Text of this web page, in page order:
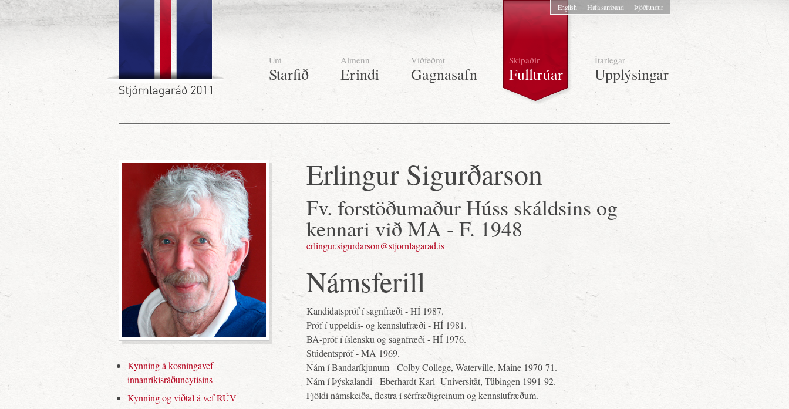
Um
Starfið
Almenn
Erindi
Víðfeðmt
Gagnasafn
Skipaðir
Fulltrúar
Ítarlegar
Upplýsingar
English Hafa samband Þjóðfundur
Kynning á kosningavef
innanríkisráðuneytisins
Kynning og viðtal á vef RÚV
Erlingur Sigurðarson
Fv. forstöðumaður Húss skáldsins og
kennari við MA - F. 1948
erlingur.sigurdarson@stjornlagarad.is
Námsferill
Kandidatspróf í sagnfræði - HÍ 1987.
Próf í uppeldis- og kennslufræði - HÍ 1981.
BA-próf í íslensku og sagnfræði - HÍ 1976.
Stúdentspróf - MA 1969.
Nám í Bandaríkjunum - Colby College, Waterville, Maine 1970-71.
Nám í Þýskalandi - Eberhardt Karl- Universität, Tübingen 1991-92.
Fjöldi námskeiða, flestra í sérfræðigreinum og kennslufræðum.